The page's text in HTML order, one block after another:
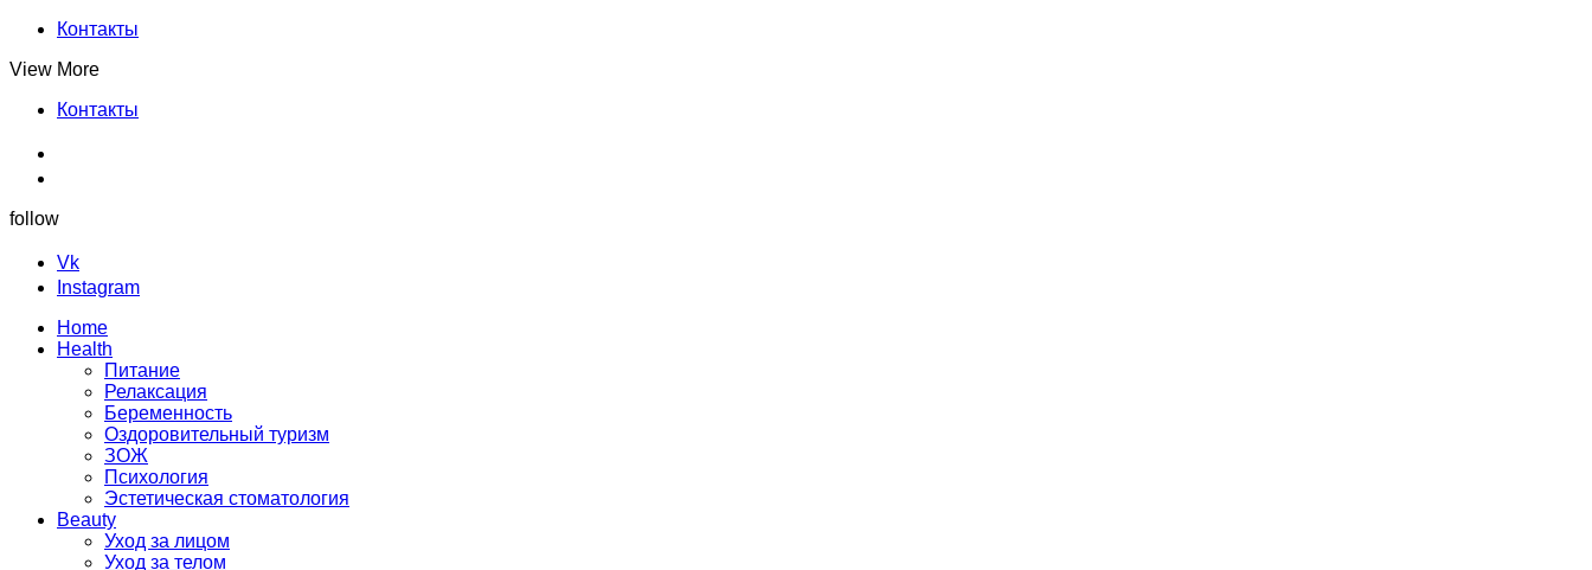
Контакты
View More
Контакты
follow
Vk
Instagram
Home
Health
Питание
Релаксация
Беременность
Оздоровительный туризм
ЗОЖ
Психология
Эстетическая стоматология
Beauty
Уход за лицом
Уход за телом